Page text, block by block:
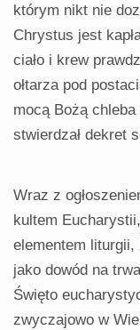
którym nikt nie
Chrystus jest
ciało i krew
ołtarza pod
mocą Bożą
stwierdzał dekret
Wraz z
kultem
elementem liturgii,
jako dowód na
Święto
zwyczajowo w